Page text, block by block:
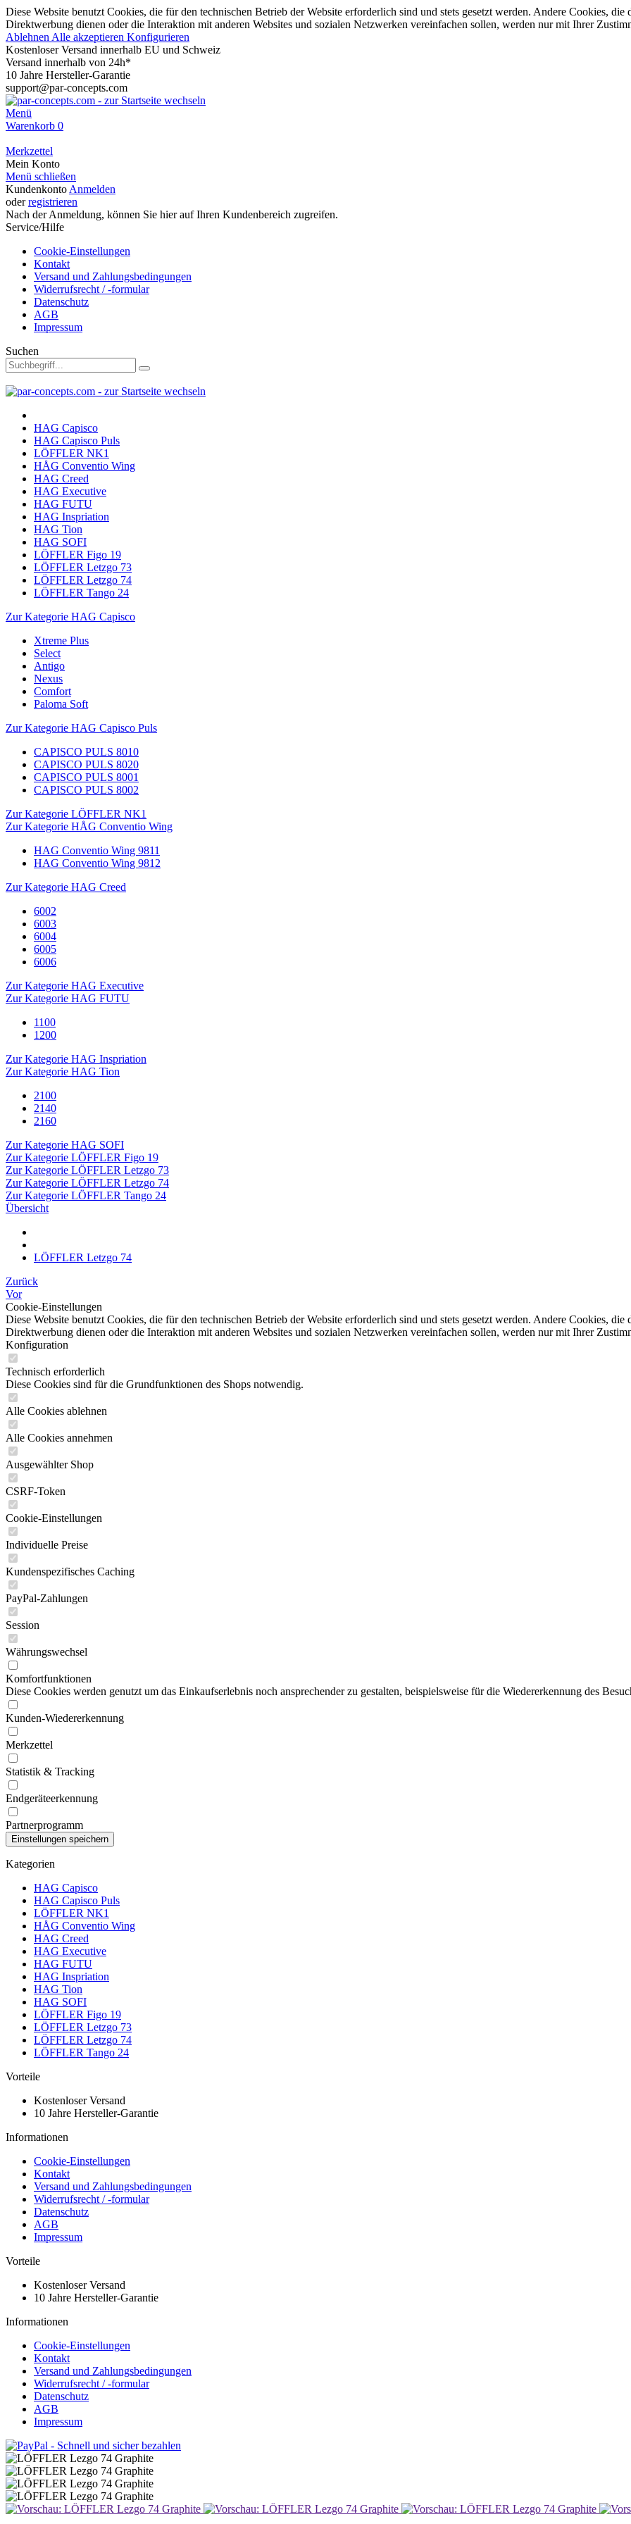
Diese Website benutzt Cookies, die für den technischen Betrieb der Website erforderlich sind und stets gesetzt werden. Andere Cookies,
Direktwerbung dienen oder die Interaktion mit anderen Websites und sozialen Netzwerken vereinfachen sollen, werden nur mit Ihrer
Ablehnen Alle akzeptieren Konfigurieren
Kostenloser Versand innerhalb EU und Schweiz
Versand innerhalb von 24h*
10 Jahre Hersteller-Garantie
support@par-concepts.com
Menü
Warenkorb 0
Merkzettel
Mein Konto
Menü schließen
Kundenkonto Anmelden
oderregistrieren
Nach der Anmeldung, können Sie hier auf Ihren Kundenbereich zugreifen.
Service/Hilfe
Cookie-Einstellungen
Kontakt
Versand und Zahlungsbedingungen
Widerrufsrecht / -formular
Datenschutz
AGB
Impressum
Suchen
HAG Capisco
HAG Capisco Puls
LÖFFLER NK1
HÅG Conventio Wing
HAG Creed
HAG Executive
HAG FUTU
HAG Inspriation
HAG Tion
HAG SOFI
LÖFFLER Figo 19
LÖFFLER Letzgo 73
LÖFFLER Letzgo 74
LÖFFLER Tango 24
Zur Kategorie HAG Capisco
Xtreme Plus
Select
Antigo
Nexus
Comfort
Paloma Soft
Zur Kategorie HAG Capisco Puls
CAPISCO PULS 8010
CAPISCO PULS 8020
CAPISCO PULS 8001
CAPISCO PULS 8002
Zur Kategorie LÖFFLER NK1
Zur Kategorie HÅG Conventio Wing
HAG Conventio Wing 9811
HAG Conventio Wing 9812
Zur Kategorie HAG Creed
6002
6003
6004
6005
6006
Zur Kategorie HAG Executive
Zur Kategorie HAG FUTU
1100
1200
Zur Kategorie HAG Inspriation
Zur Kategorie HAG Tion
2100
2140
2160
Zur Kategorie HAG SOFI
Zur Kategorie LÖFFLER Figo 19
Zur Kategorie LÖFFLER Letzgo 73
Zur Kategorie LÖFFLER Letzgo 74
Zur Kategorie LÖFFLER Tango 24
Übersicht
LÖFFLER Letzgo 74
Zurück
Vor
Cookie-Einstellungen
Diese Website benutzt Cookies, die für den technischen Betrieb der Website erforderlich sind und stets gesetzt werden. Andere Cookies,
Direktwerbung dienen oder die Interaktion mit anderen Websites und sozialen Netzwerken vereinfachen sollen, werden nur mit Ihrer
Konfiguration
Technisch erforderlich
Diese Cookies sind für die Grundfunktionen des Shops notwendig.
Alle Cookies ablehnen
Alle Cookies annehmen
Ausgewählter Shop
CSRF-Token
Cookie-Einstellungen
Individuelle Preise
Kundenspezifisches Caching
PayPal-Zahlungen
Session
Währungswechsel
Komfortfunktionen
Diese Cookies werden genutzt um das Einkaufserlebnis noch ansprechender zu gestalten, beispielsweise für die Wiedererkennung des
Kunden-Wiedererkennung
Merkzettel
Statistik & Tracking
Endgeräteerkennung
Partnerprogramm
Kategorien
HAG Capisco
HAG Capisco Puls
LÖFFLER NK1
HÅG Conventio Wing
HAG Creed
HAG Executive
HAG FUTU
HAG Inspriation
HAG Tion
HAG SOFI
LÖFFLER Figo 19
LÖFFLER Letzgo 73
LÖFFLER Letzgo 74
LÖFFLER Tango 24
Vorteile
Kostenloser Versand
10 Jahre Hersteller-Garantie
Informationen
Cookie-Einstellungen
Kontakt
Versand und Zahlungsbedingungen
Widerrufsrecht / -formular
Datenschutz
AGB
Impressum
Vorteile
Kostenloser Versand
10 Jahre Hersteller-Garantie
Informationen
Cookie-Einstellungen
Kontakt
Versand und Zahlungsbedingungen
Widerrufsrecht / -formular
Datenschutz
AGB
Impressum